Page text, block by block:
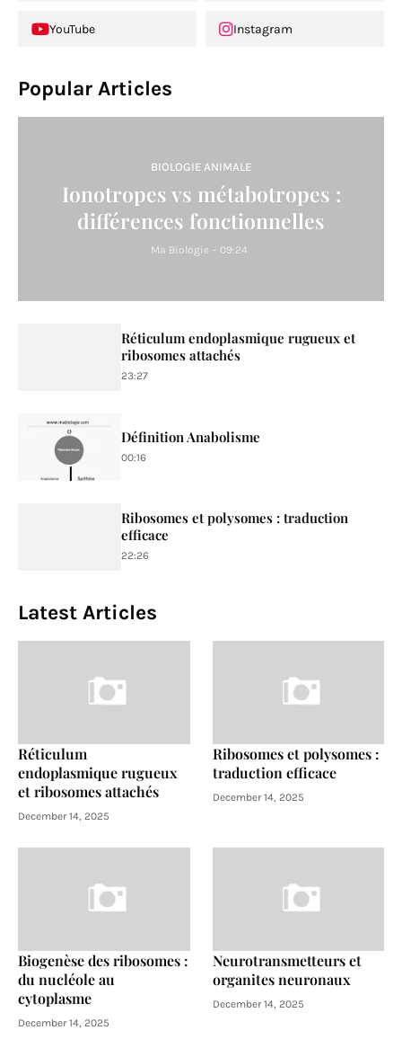
YouTube Instagram
Popular Articles
BIOLOGIE ANIMALE
Ionotropes vs métabotropes :
différences fonctionnelles
Ma Biologie - 09:24
Réticulum endoplasmique rugueux et
ribosomes attachés
23:27
Définition Anabolisme
00:16
Ribosomes et polysomes : traduction
efficace
22:26
Latest Articles
Réticulum
endoplasmique rugueux
et ribosomes attachés
December 14, 2025
Ribosomes et polysomes :
traduction efficace
December 14, 2025
Biogenèse des ribosomes :
du nucléole au
cytoplasme
December 14, 2025
Neurotransmetteurs et
organites neuronaux
December 14, 2025